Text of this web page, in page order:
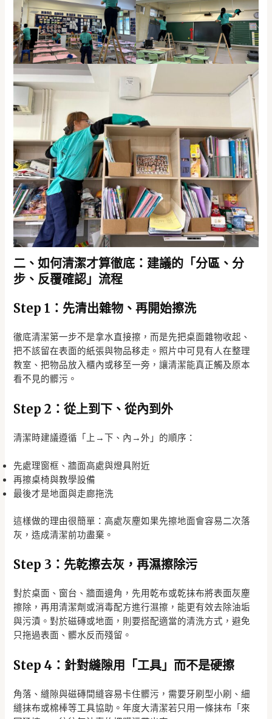
二、如何清潔才算徹底：建議的「分區、分
步、反覆確認」流程
Step 1：先清出雜物、再開始擦洗
徹底清潔第一步不是拿水直接擦，而是先把桌面雜物收起、
把不該留在表面的紙張與物品移走。照片中可見有人在整理
教室、把物品放入櫃內或移至一旁，讓清潔能真正觸及原本
看不見的髒污。
Step 2：從上到下、從內到外
清潔時建議遵循「上→下、內→外」的順序：
先處理窗框、牆面高處與燈具附近
再擦桌椅與教學設備
最後才是地面與走廊拖洗
這樣做的理由很簡單：高處灰塵如果先擦地面會容易二次落
灰，造成清潔前功盡棄。
Step 3：先乾擦去灰，再濕擦除污
對於桌面、窗台、牆面邊角，先用乾布或乾抹布將表面灰塵
擦除，再用清潔劑或消毒配方進行濕擦，能更有效去除油垢
與污漬。對於磁磚或地面，則要搭配適當的清洗方式，避免
只拖過表面、髒水反而殘留。
Step 4：針對縫隙用「工具」而不是硬擦
角落、縫隙與磁磚間縫容易卡住髒污，需要牙刷型小刷、細
縫抹布或棉棒等工具協助。年度大清潔若只用一條抹布「來